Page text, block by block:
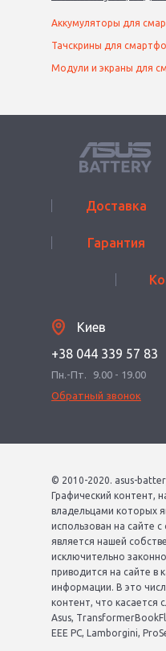
Аккумуляторы для
Тачскрины для
Модули и экраны для
Доставка
Гарантия
Киев
+38 044 339 57 83
Пн.-Пт.
9.00 - 19.00
Обратный звонок
© 2010-2020. asus-
Графический контент,
владельцами которых
использован на сайте
является нашей
исключительно
приводится на сайте в
информации. В это
контент, что
Asus,
EEE PC, Lamborgini,